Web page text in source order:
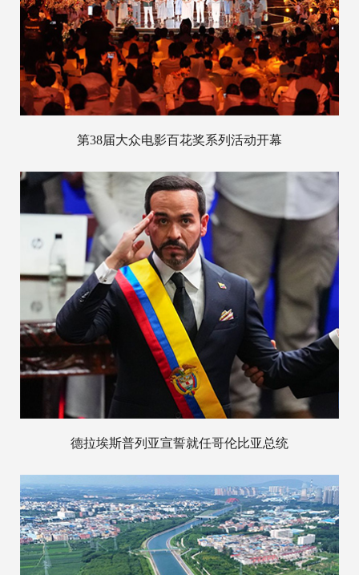
第38届大众电影百花奖系列活动开幕
德拉埃斯普列亚宣誓就任哥伦比亚总统